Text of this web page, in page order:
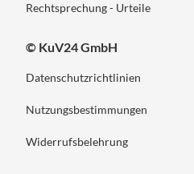
Rechtsprechung - Urteile
© KuV24 GmbH
Datenschutzrichtlinien
Nutzungsbestimmungen
Widerrufsbelehrung